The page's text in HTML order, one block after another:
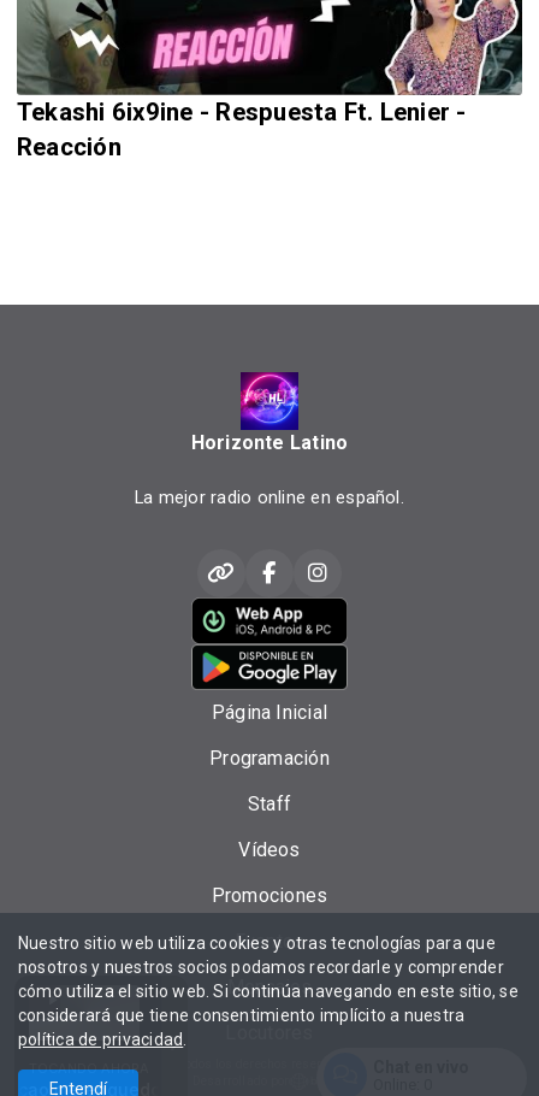
TOCANDO AHORA
merengue
Tekashi 6ix9ine - Respuesta Ft. Lenier -
Reacción
Horizonte Latino
La mejor radio online en español.
Página Inicial
Programación
Staff
Vídeos
Promociones
Eventos
Mensajes
Nuestro sitio web utiliza cookies y otras tecnologías para que
nosotros y nuestros socios podamos recordarle y comprender
cómo utiliza el sitio web. Si continúa navegando en este sitio, se
considerará que tiene consentimiento implícito a nuestra
política de privacidad
Entendí